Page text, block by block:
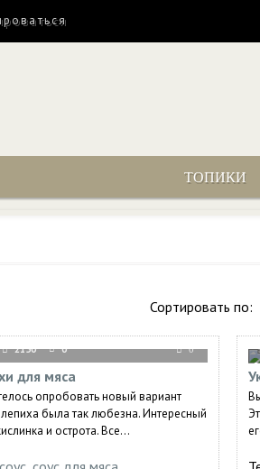
ТОПИКИ
Сортировать по:
2150 0 0
для мяса
опробовать новый вариант
была так любезна. Интересный
и острота. Все...